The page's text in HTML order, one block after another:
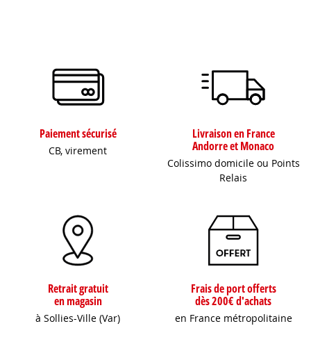
Paiement sécurisé
CB, virement
Livraison en France
Andorre et Monaco
Colissimo domicile ou Points
Relais
Retrait gratuit
en magasin
à Sollies-Ville (Var)
Frais de port offerts
dès 200€ d'achats
en France métropolitaine